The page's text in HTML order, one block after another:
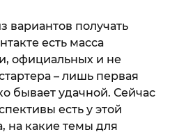
вариантов получать
есть масса
официальных и не
– лишь первая
бывает удачной. Сейчас
есть у этой
на какие темы для